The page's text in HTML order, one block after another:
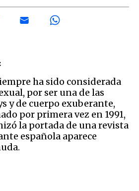
ha sido considerada
por ser una de las
y de cuerpo exuberante,
por primera vez en 1991,
la portada de una revista
española aparece